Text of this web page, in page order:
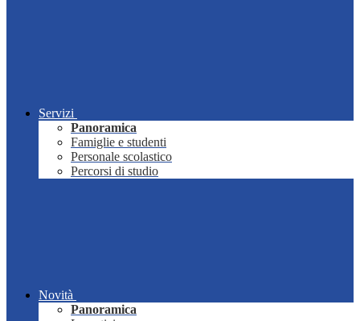
Servizi
Panoramica
Famiglie e studenti
Personale scolastico
Percorsi di studio
Novità
Panoramica